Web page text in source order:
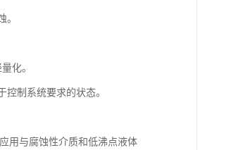
。
化。
制系统要求的状态。
用与腐蚀性介质和低沸点液体